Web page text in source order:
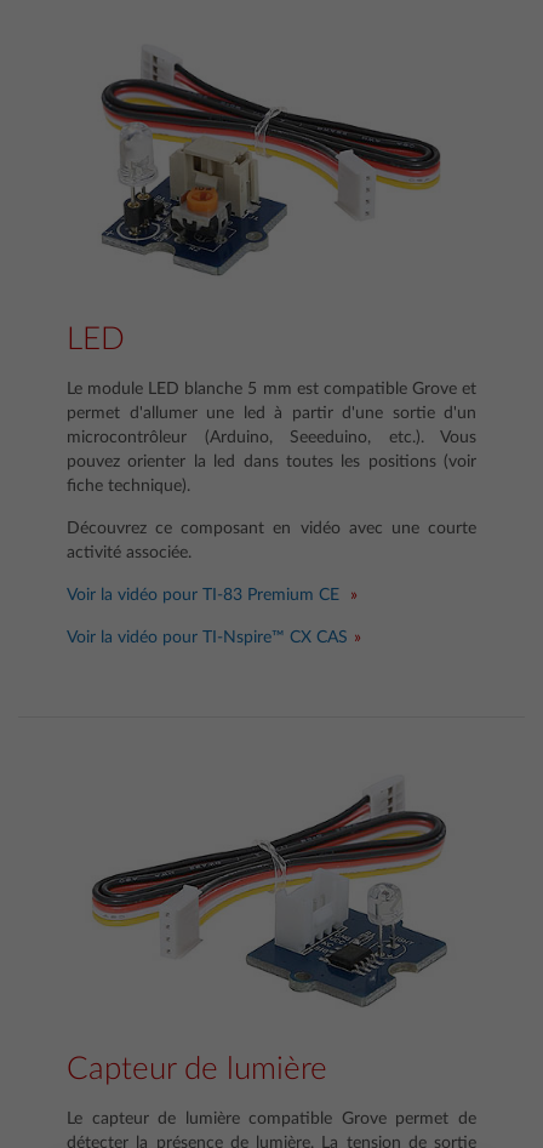
LED
Le module LED blanche 5 mm est compatible Grove et
permet d'allumer une led à partir d'une sortie d'un
microcontrôleur (Arduino, Seeeduino, etc.). Vous
pouvez orienter la led dans toutes les positions (voir
fiche technique).
Découvrez ce composant en vidéo avec une courte
activité associée.
Voir la vidéo pour TI-83 Premium CE
Voir la vidéo pour TI-Nspire™ CX CAS
Capteur de lumière
Le capteur de lumière compatible Grove permet de
détecter la présence de lumière. La tension de sortie